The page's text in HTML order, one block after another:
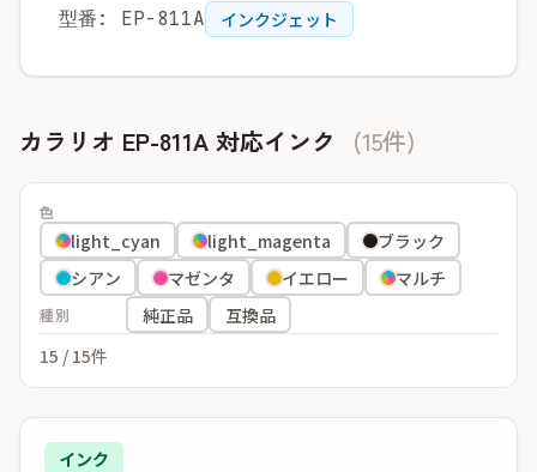
型番: EP-811A インクジェット
カラリオ EP-811A 対応インク (15件)
色
light_cyan light_magenta
ブラック
シアン
マゼンタ イエロー マルチ
種別 純正品
互換品
15 / 15件
インク